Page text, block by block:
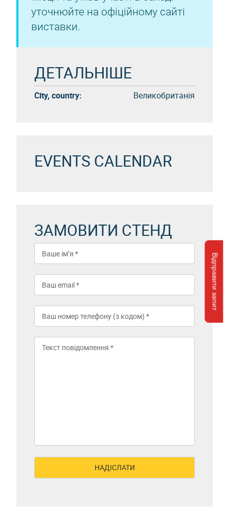
Відправити запит
уточнюйте на офіційному сайті
виставки.
ДЕТАЛЬНІШЕ
City, country: Великобританія
EVENTS CALENDAR
ЗАМОВИТИ СТЕНД